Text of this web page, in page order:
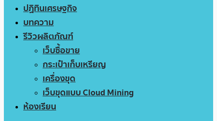
ปฏิทินเศรษฐกิจ
บทความ
รีวิวผลิตภัณฑ์
เว็บซื้อขาย
กระเป๋าเก็บเหรียญ
เครื่องขุด
เว็บขุดแบบ Cloud Mining
ห้องเรียน